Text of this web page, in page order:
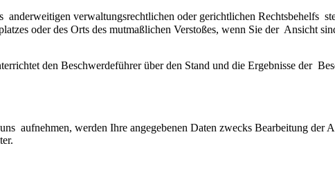
verwaltungsrechtlichen oder gerichtlichen Rechtsbehelfs
oder des Orts des mutmaßlichen Verstoßes, wenn Sie der  Ansicht
den Beschwerdeführer über den Stand und die Ergebnisse der
aufnehmen, werden Ihre angegebenen Daten zwecks Bearbeitung der